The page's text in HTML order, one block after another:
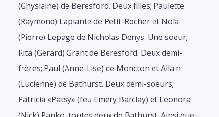
(Ghyslaine) de Beresford, Deux filles; Paulette
(Raymond) Laplante de Petit-Rocher et Nola
(Pierre) Lepage de Nicholas Denys. Une soeur;
Rita (Gerard) Grant de Beresford. Deux demi-
frères; Paul (Anne-Lise) de Moncton et Allain
(Lucienne) de Bathurst. Deux demi-soeurs;
Patricia «Patsy» (feu Emery Barclay) et Leonora